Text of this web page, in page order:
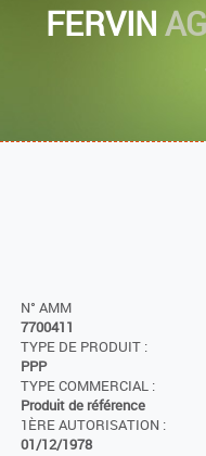
FERVIN
N° AMM
7700411
TYPE DE PRODUIT :
PPP
TYPE COMMERCIAL :
Produit de référence
1ÈRE AUTORISATION :
01/12/1978